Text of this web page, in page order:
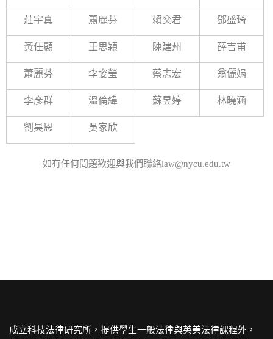
莊宇真 蕭麗芬 賴奕君 鄧盛琦
黃任顯 王思穎 陳建州 薛吉甫
蕭麗芬 李姿瑩 蔡志宏 翁儷娟
李彥群 溫倫緯 蘇昱婷 林曉涵
劉昊恩 吳家欣
如有任何問題歡迎與我們聯絡law@nycu.edu.tw
成立科技法律研究所，提供學生一般法律與英美法律課程外，